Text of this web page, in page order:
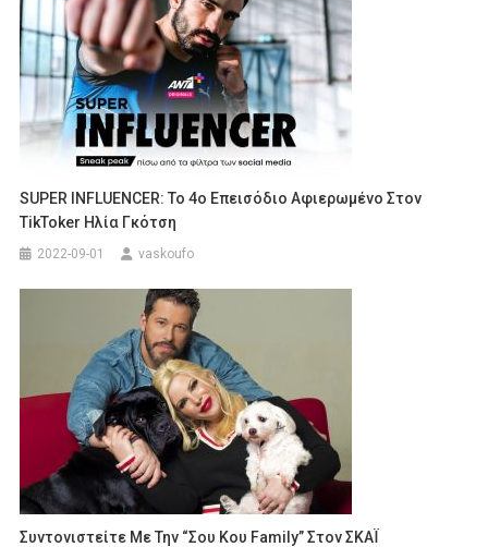
SUPER INFLUENCER: Το 4ο Επεισόδιο Αφιερωμένο Στον
TikToker Ηλία Γκότση
2022-09-01 vaskoufo
Συντονιστείτε Με Την “Σου Κου Family” Στον ΣΚΑΪ